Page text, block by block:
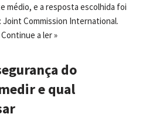
médio, e a resposta escolhida foi
Joint Commission International.
Continue a ler »
do
e qual